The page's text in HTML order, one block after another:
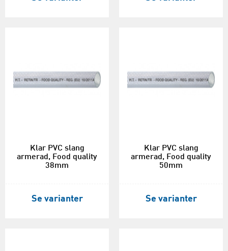
Klar PVC slang
armerad, Food quality
38mm
Se varianter
Klar PVC slang
armerad, Food quality
50mm
Se varianter